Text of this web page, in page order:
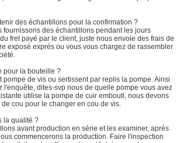
des échantillons pour la confirmation ?
fournissons des échantillons pendant les jours
fret payé par le client, juste nous envoie des frais de
exposé exprès ou vous vous chargez de rassembler
pour la bouteille ?
de vis ou sertissent par replis la pompe. Ainsi
l'enquête, dites-svp nous de quelle pompe vous avez
utilise la pompe de cuir embouti, nous devons
cou pour le changer en cou de vis.
la qualité ?
avant production en série et les examiner, après
commencerons la production. Faire l'inspection